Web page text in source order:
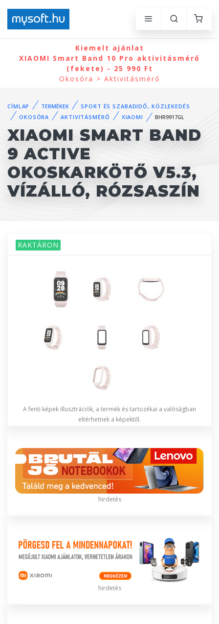
Kiemelt ajánlat
XIAOMI Smart Band 10 Pro aktivitásmérő
(fekete) - 25 990 Ft
Okosóra > Aktivitásmérő
CÍMLAP TERMÉKEK
SPORT ÉS SZABADIDŐ, KÖZLEKEDÉS
OKOSÓRA
AKTIVITÁSMÉRŐ XIAOMI BHR9917GL
XIAOMI SMART BAND
9 ACTIVE
OKOSKARKÖTŐ V5.3,
VÍZÁLLÓ, RÓZSASZÍN
RAKTÁRON
A fenti képek illusztrációk, a termék és tartozékai a valóságban
eltérhetnek a képektől.
hirdetés
hirdetés